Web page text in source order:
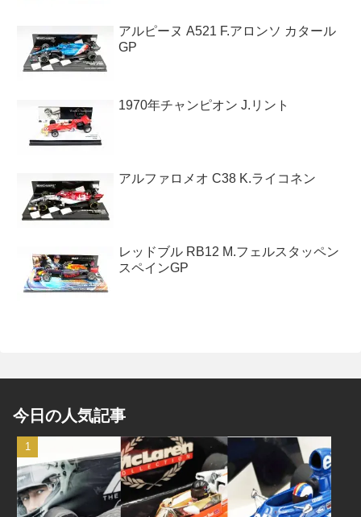
アルピーヌ A521 F.アロンソ カタール
GP
1970年チャンピオン J.リント
アルファロメオ C38 K.ライコネン
レッドブル RB12 M.フェルスタッペン
スペインGP
今日の人気記事